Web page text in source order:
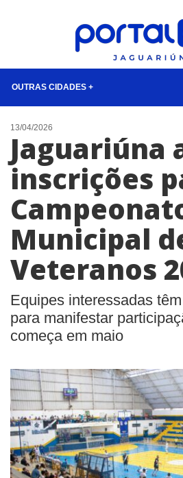
OUTRAS CIDADES +
NOTÍCIAS
LISTA DIGITAL
CONTATO
ANUNCIE
13/04/2026
Jaguariúna
inscrições
Municipal
Veteranos
Equipes interessadas
para manifestar
começa em maio